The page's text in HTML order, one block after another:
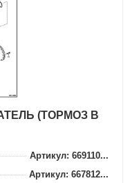
(ТОРМОЗ В
Артикул: 669110...
Артикул: 667812...